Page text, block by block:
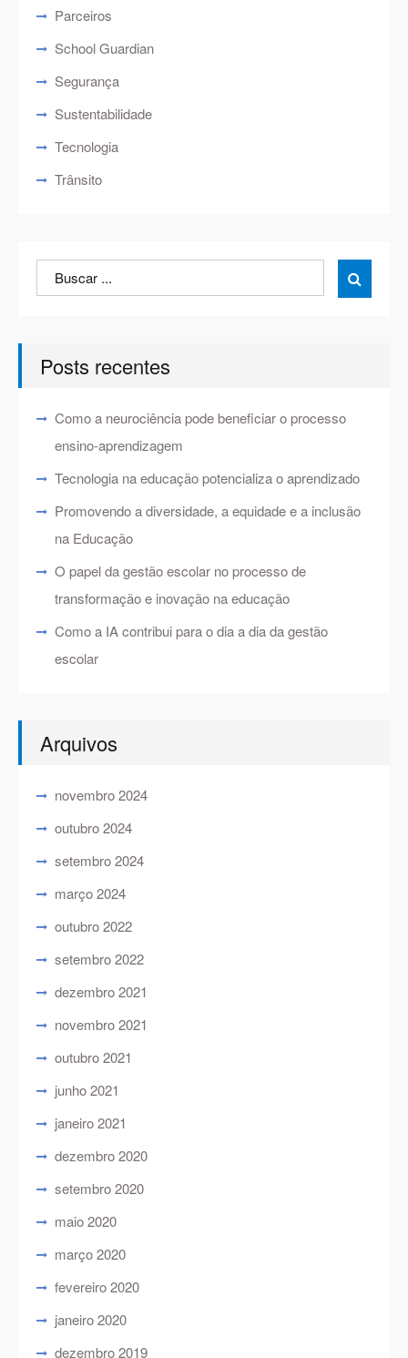
Parceiros
School Guardian
Segurança
Sustentabilidade
Tecnologia
Trânsito
Search
for:

Posts recentes
Como a neurociência pode beneficiar o processo
ensino-aprendizagem
Tecnologia na educação potencializa o aprendizado
Promovendo a diversidade, a equidade e a inclusão
na Educação
O papel da gestão escolar no processo de
transformação e inovação na educação
Como a IA contribui para o dia a dia da gestão
escolar
Arquivos
novembro 2024
outubro 2024
setembro 2024
março 2024
outubro 2022
setembro 2022
dezembro 2021
novembro 2021
outubro 2021
junho 2021
janeiro 2021
dezembro 2020
setembro 2020
maio 2020
março 2020
fevereiro 2020
janeiro 2020
dezembro 2019